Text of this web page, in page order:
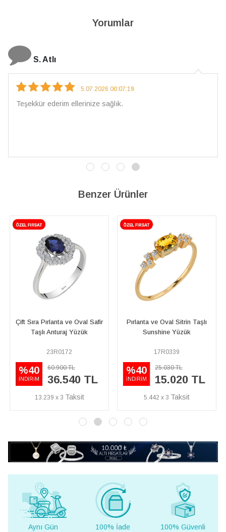
Yorumlar
S. Atlı
5.07.2026 00:07:19
Teşekkür ederim ellerinize sağlık.
Benzer Ürünler
Pırlanta ve Oval Safir
Anturaj Yüzük
60.900 TL
36.540 TL
Pırlanta ve Oval Sitrin Taşlı
Sunshine Yüzük
25.030 TL
15.020 TL
Pırlanta
Aynı Gün
100% İade
100% Güvenli